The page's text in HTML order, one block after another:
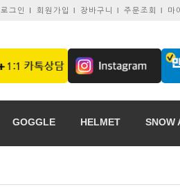
로그인 I 회원가입 l 장바구니 l 주문조회 l 마
GOGGLE HELMET SNOW